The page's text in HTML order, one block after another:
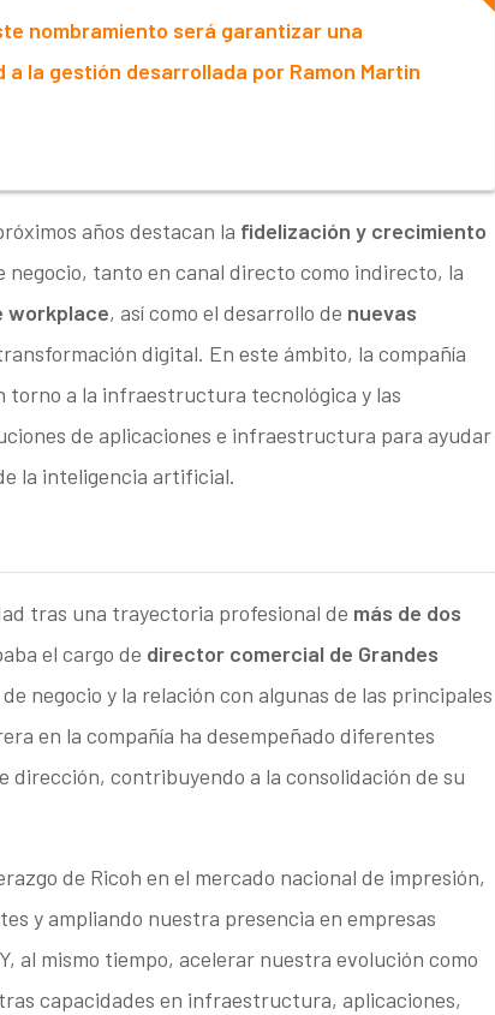
nombramiento será garantizar una
la gestión desarrollada por Ramon Martin
años destacan la fidelización y crecimiento
negocio, tanto en canal directo como indirecto, la
workplace, así como el desarrollo de nuevas
digital. En este ámbito, la compañía
torno a la infraestructura tecnológica y las
de aplicaciones e infraestructura para ayudar
la inteligencia artificial.
tras una trayectoria profesional de más de dos
el cargo de director comercial de Grandes
negocio y la relación con algunas de las principales
en la compañía ha desempeñado diferentes
dirección, contribuyendo a la consolidación de su
de Ricoh en el mercado nacional de impresión,
y ampliando nuestra presencia en empresas
al mismo tiempo, acelerar nuestra evolución como
capacidades en infraestructura, aplicaciones,